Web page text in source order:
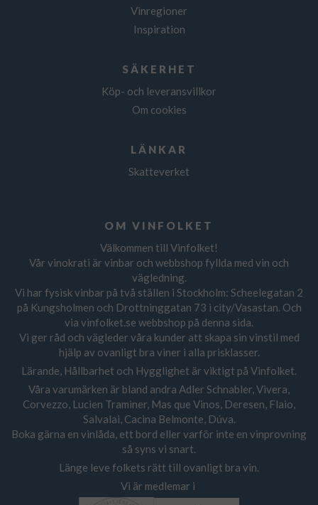
Vinregioner
Inspiration
SÄKERHET
Köp- och leveransvillkor
Om cookies
LÄNKAR
Skatteverket
OM VINFOLKET
Välkommen till Vinfolket!
Vår vinokrati är vinbar och webbshop fyllda med vin och
vägledning.
Vi har fysisk vinbar på två ställen i Stockholm: Scheelegatan 2
på Kungsholmen och Drottninggatan 73 i city/Vasastan. Och
via vinfolket.se webbshop på denna sida.
Vi ger råd och vägleder våra kunder att skapa sin vinstil med
hjälp av ovanligt bra viner i alla prisklasser.
Lärande, Hållbarhet och Hygglighet är viktigt på Vinfolket.
Våra varumärken är bland andra Adler Schnabler, Vivera,
Corvezzo, Lucien Traminer, Mas que Vinos, Deresen, Flaio,
Salvalai, Cacina Belmonte, Dúva.
Boka gärna en vinlåda, ett bord eller varför inte en vinprovning
så syns vi snart.
Länge leve folkets rätt till ovanligt bra vin.
Vi är medlemar i